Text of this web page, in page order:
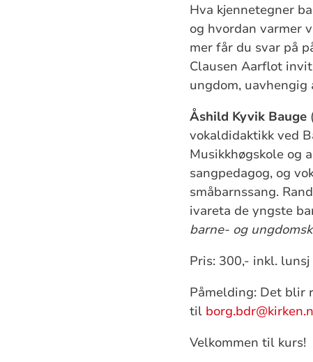
Hva kjennetegner
og hvordan varmer
mer får du svar på
Clausen Aarflot
ungdom, uavhengig
Åshild Kyvik Bauge
vokaldidaktikk ved
Musikkhøgskole og
sangpedagog, og
småbarnssang.
ivareta de yngste
barne- og
Pris: 300,- inkl. lunsj
Påmelding: Det blir
til
Velkommen til kurs!